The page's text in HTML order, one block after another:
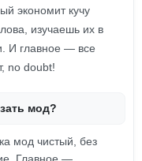
экономит кучу
изучаешь их в
И главное — все
no doubt!
мод?
мод чистый, без